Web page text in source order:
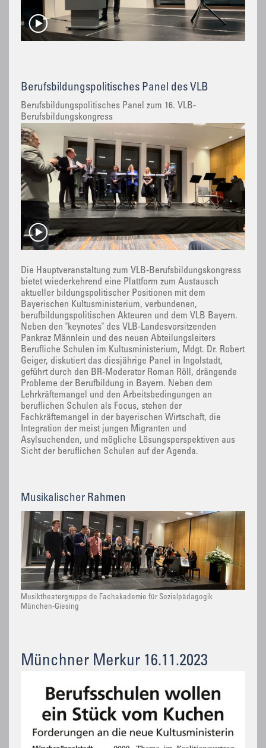
Berufsbildungspolitisches Panel des VLB
Berufsbildungspolitisches Panel zum 16. VLB-
Berufsbildungskongress
Die Hauptveranstaltung zum VLB-Berufsbildungskongress
bietet wiederkehrend eine Plattform zum Austausch
aktueller bildungspolitischer Positionen mit dem
Bayerischen Kultusministerium, verbundenen,
berufbildungspolitischen Akteuren und dem VLB Bayern.
Neben den "keynotes" des VLB-Landesvorsitzenden
Pankraz Männlein und des neuen Abteilungsleiters
Berufliche Schulen im Kultusministerium, Mdgt. Dr. Robert
Geiger, diskutiert das diesjährige Panel in Ingolstadt,
geführt durch den BR-Moderator Roman Röll, drängende
Probleme der Berufbildung in Bayern. Neben dem
Lehrkräftemangel und den Arbeitsbedingungen an
beruflichen Schulen als Focus, stehen der
Fachkräftemangel in der bayerischen Wirtschaft, die
Integration der meist jungen Migranten und
Asylsuchenden, und mögliche Lösungsperspektiven aus
Sicht der beruflichen Schulen auf der Agenda.
Musikalischer Rahmen
Musiktheatergruppe de Fachakademie für Sozialpädagogik
München-Giesing
Münchner Merkur 16.11.2023